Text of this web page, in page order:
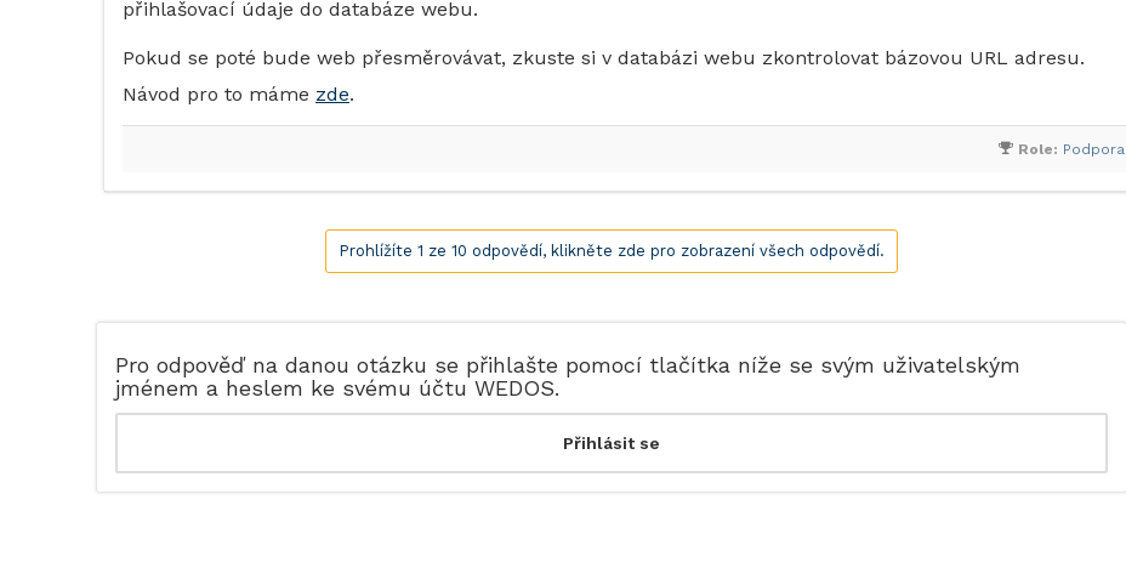
přihlašovací údaje do databáze webu.
Pokud se poté bude web přesměrovávat, zkuste si v databázi webu zkontrolovat bázovou URL adresu.
Návod pro to máme zde.
Role: Podpora
Prohlížíte 1 ze 10 odpovědí, klikněte zde pro zobrazení všech odpovědí.
Pro odpověď na danou otázku se přihlašte pomocí tlačítka níže se svým uživatelským
jménem a heslem ke svému účtu WEDOS.